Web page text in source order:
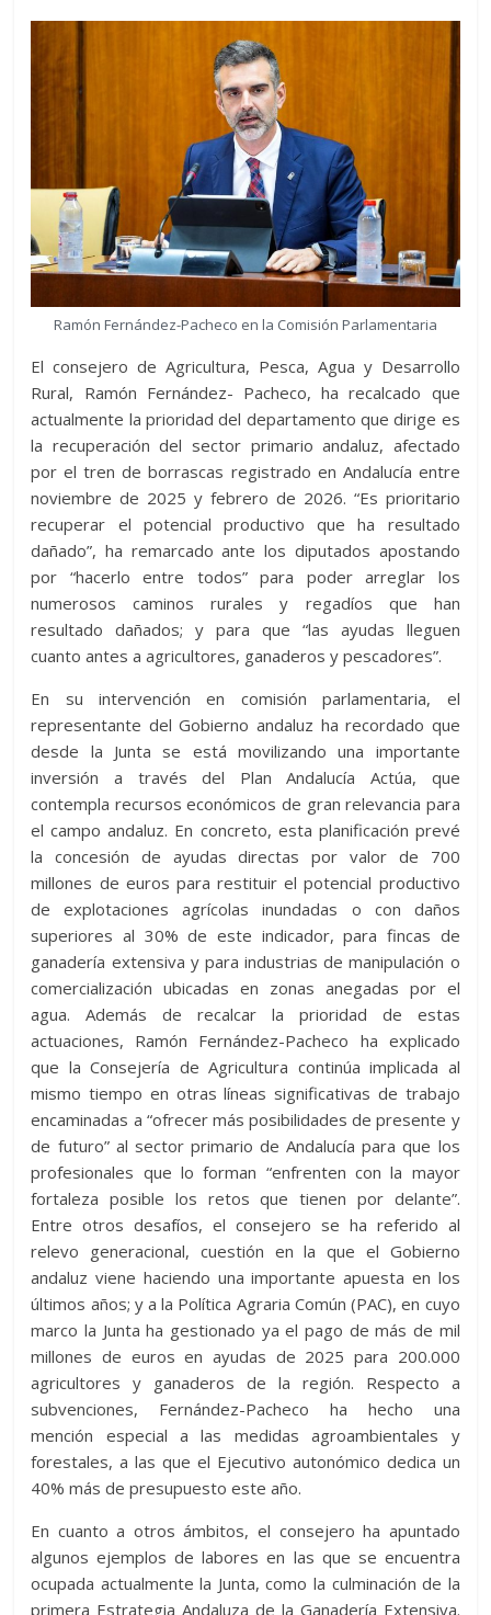
Ramón Fernández-Pacheco en la Comisión Parlamentaria
El consejero de Agricultura, Pesca, Agua y Desarrollo
Rural, Ramón Fernández- Pacheco, ha recalcado que
actualmente la prioridad del departamento que dirige es
la recuperación del sector primario andaluz, afectado
por el tren de borrascas registrado en Andalucía entre
noviembre de 2025 y febrero de 2026. “Es prioritario
recuperar el potencial productivo que ha resultado
dañado”, ha remarcado ante los diputados apostando
por “hacerlo entre todos” para poder arreglar los
numerosos caminos rurales y regadíos que han
resultado dañados; y para que “las ayudas lleguen
cuanto antes a agricultores, ganaderos y pescadores”.
En su intervención en comisión parlamentaria, el
representante del Gobierno andaluz ha recordado que
desde la Junta se está movilizando una importante
inversión a través del Plan Andalucía Actúa, que
contempla recursos económicos de gran relevancia para
el campo andaluz. En concreto, esta planificación prevé
la concesión de ayudas directas por valor de 700
millones de euros para restituir el potencial productivo
de explotaciones agrícolas inundadas o con daños
superiores al 30% de este indicador, para fincas de
ganadería extensiva y para industrias de manipulación o
comercialización ubicadas en zonas anegadas por el
agua. Además de recalcar la prioridad de estas
actuaciones, Ramón Fernández-Pacheco ha explicado
que la Consejería de Agricultura continúa implicada al
mismo tiempo en otras líneas significativas de trabajo
encaminadas a “ofrecer más posibilidades de presente y
de futuro” al sector primario de Andalucía para que los
profesionales que lo forman “enfrenten con la mayor
fortaleza posible los retos que tienen por delante”.
Entre otros desafíos, el consejero se ha referido al
relevo generacional, cuestión en la que el Gobierno
andaluz viene haciendo una importante apuesta en los
últimos años; y a la Política Agraria Común (PAC), en cuyo
marco la Junta ha gestionado ya el pago de más de mil
millones de euros en ayudas de 2025 para 200.000
agricultores y ganaderos de la región. Respecto a
subvenciones, Fernández-Pacheco ha hecho una
mención especial a las medidas agroambientales y
forestales, a las que el Ejecutivo autonómico dedica un
40% más de presupuesto este año.
En cuanto a otros ámbitos, el consejero ha apuntado
algunos ejemplos de labores en las que se encuentra
ocupada actualmente la Junta, como la culminación de la
primera Estrategia Andaluza de la Ganadería Extensiva.